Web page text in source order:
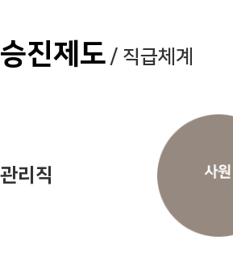
승진제도 / 직급체계
관리직